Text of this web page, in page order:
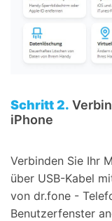
Schritt 2.
iPhone
Verbinden Sie Ihr
über USB-Kabel
von dr.fone -
Benutzerfenster